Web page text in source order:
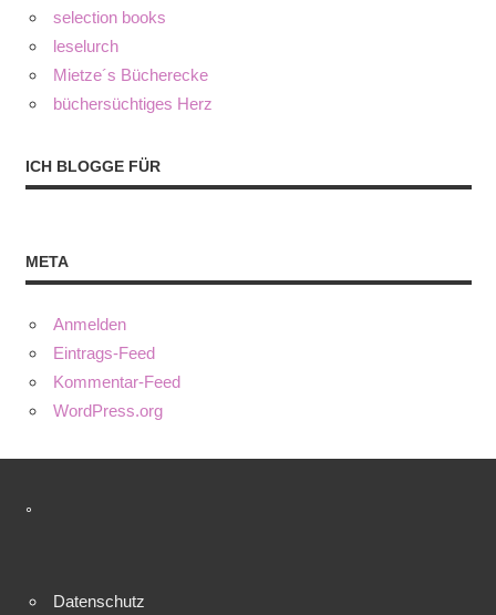
selection books
leselurch
Mietze´s Bücherecke
büchersüchtiges Herz
ICH BLOGGE FÜR
META
Anmelden
Eintrags-Feed
Kommentar-Feed
WordPress.org
°
Datenschutz